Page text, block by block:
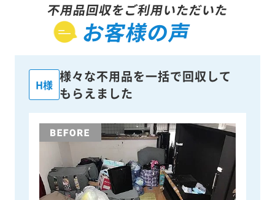
不用品回収をご利用いただいた
お客様の声
H様
様々な不用品を一括で回収して
もらえました